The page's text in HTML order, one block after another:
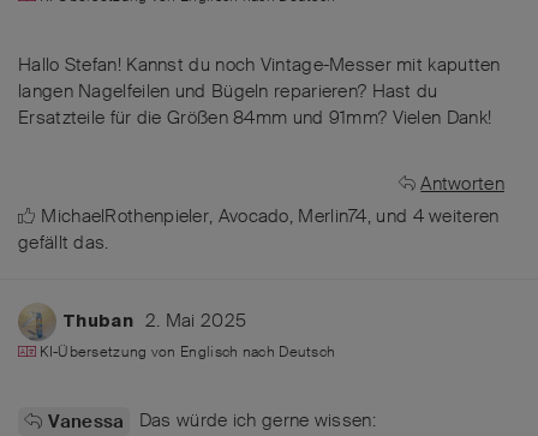
Hallo Stefan! Kannst du noch Vintage-Messer mit kaputten
langen Nagelfeilen und Bügeln reparieren? Hast du
Ersatzteile für die Größen 84mm und 91mm? Vielen Dank!
Antworten
MichaelRothenpieler, Avocado, Merlin74, und 4weiteren
gefällt das.
Thuban 2. Mai 2025
KI-Übersetzung von Englisch nach Deutsch
Vanessa
Das würde ich gerne wissen: